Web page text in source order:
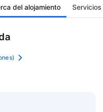
del alojamiento Servicios